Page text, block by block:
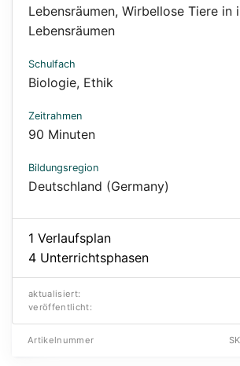
Lebensräumen, Wirbellose Tiere in
Lebensräumen
Schulfach
Biologie, Ethik
Zeitrahmen
90 Minuten
Bildungsregion
Deutschland (Germany)
1 Verlaufsplan
4 Unterrichtsphasen
aktualisiert:
veröffentlicht:
Artikelnummer